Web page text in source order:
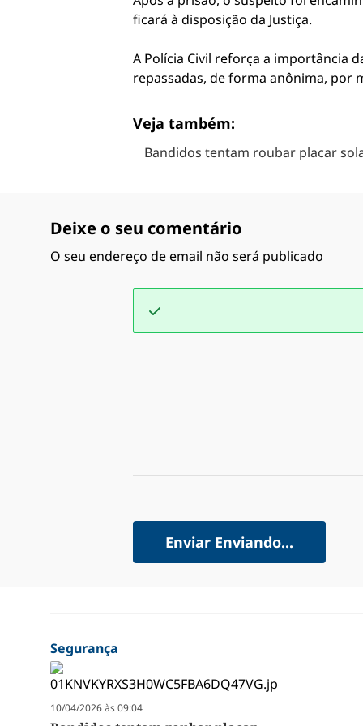
ficará à disposição da Justiça.
A Polícia Civil reforça a importância
repassadas, de forma anônima, por
Veja também:
Bandidos tentam roubar placar
Deixe o seu comentário
O seu endereço de email não será publicado
Enviar Enviando...
Segurança
10/04/2026 às 09:04